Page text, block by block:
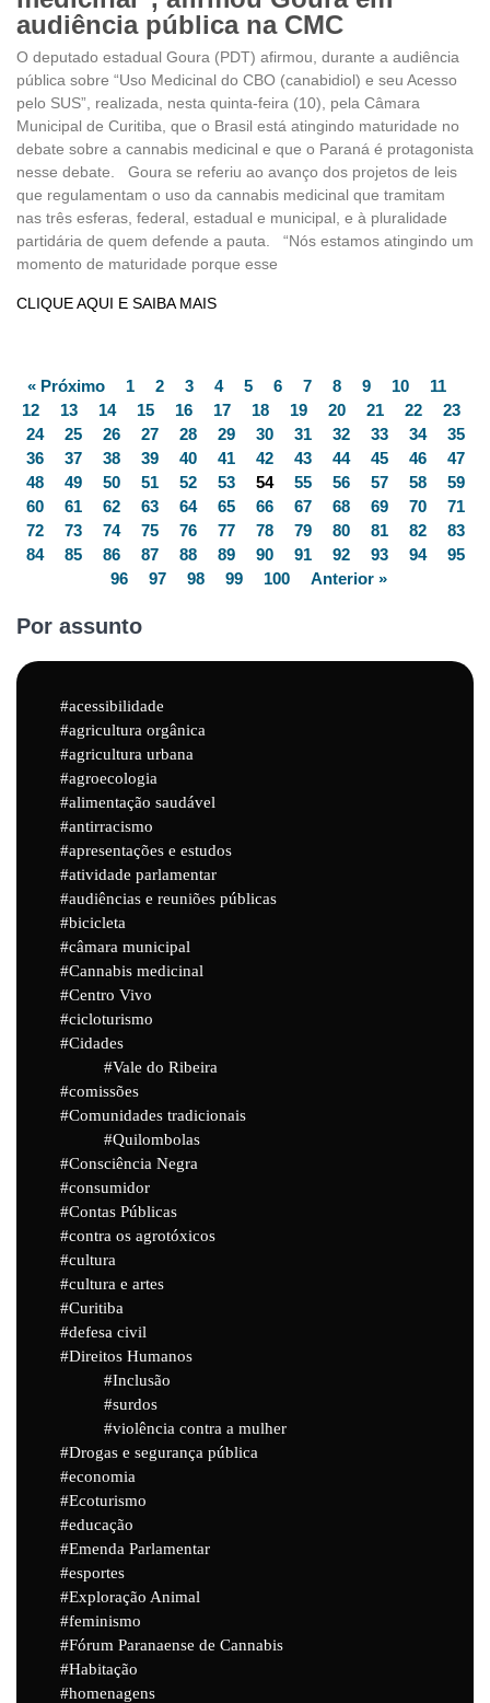
audiência pública na CMC
O deputado estadual Goura (PDT) afirmou, durante a audiência
pública sobre “Uso Medicinal do CBO (canabidiol) e seu Acesso
pelo SUS”, realizada, nesta quinta-feira (10), pela Câmara
Municipal de Curitiba, que o Brasil está atingindo maturidade no
debate sobre a cannabis medicinal e que o Paraná é protagonista
nesse debate. Goura se referiu ao avanço dos projetos de leis
que regulamentam o uso da cannabis medicinal que tramitam
nas três esferas, federal, estadual e municipal, e à pluralidade
partidária de quem defende a pauta. “Nós estamos atingindo um
momento de maturidade porque esse
CLIQUE AQUI E SAIBA MAIS
« Próximo 1 2 3 4 5 6 7 8 9 10
11
12
13 14 15 16 17 18 19 20 21 22
23
24
25 26 27 28 29 30 31 32 33 34
35
36
37 38 39 40 41 42 43 44 45 46
47
48
49 50 51 52 53 54 55 56 57 58
59
60
61 62 63 64 65 66 67 68 69 70
71
72
73 74 75 76 77 78 79 80 81 82
83
84
85 86 87 88 89 90 91 92 93 94
95
96
97 98 99 100 Anterior »
Por assunto
acessibilidade
agricultura orgânica
agricultura urbana
agroecologia
alimentação saudável
antirracismo
apresentações e estudos
atividade parlamentar
audiências e reuniões públicas
bicicleta
câmara municipal
Cannabis medicinal
Centro Vivo
cicloturismo
Cidades
Vale do Ribeira
comissões
Comunidades tradicionais
Quilombolas
Consciência Negra
consumidor
Contas Públicas
contra os agrotóxicos
cultura
cultura e artes
Curitiba
defesa civil
Direitos Humanos
Inclusão
surdos
violência contra a mulher
Drogas e segurança pública
economia
Ecoturismo
educação
Emenda Parlamentar
esportes
Exploração Animal
feminismo
Fórum Paranaense de Cannabis
Habitação
homenagens